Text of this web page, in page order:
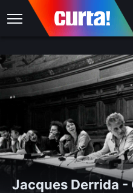
Jacques Derrida -